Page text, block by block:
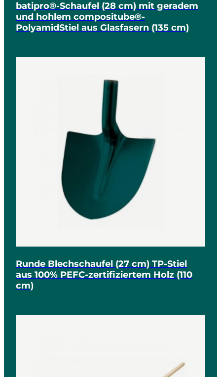
batipro®-Schaufel (28 cm) mit geradem
und hohlem compositube®-
PolyamidStiel aus Glasfasern (135 cm)
Runde Blechschaufel (27 cm) TP-Stiel
aus 100% PEFC-zertifiziertem Holz (110
cm)